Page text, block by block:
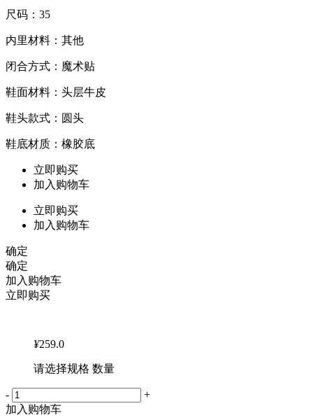
尺码：35
内里材料：其他
闭合方式：魔术贴
鞋面材料：头层牛皮
鞋头款式：圆头
鞋底材质：橡胶底
立即购买
加入购物车
立即购买
加入购物车
确定
确定
加入购物车
立即购买
¥259.0
请选择规格 数量
-
+
加入购物车